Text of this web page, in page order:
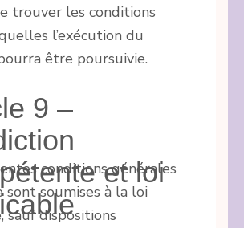
trouver les conditions
l’exécution du
être poursuivie.
9 –
et loi
conditions générales
sont soumises à la loi
sauf dispositions